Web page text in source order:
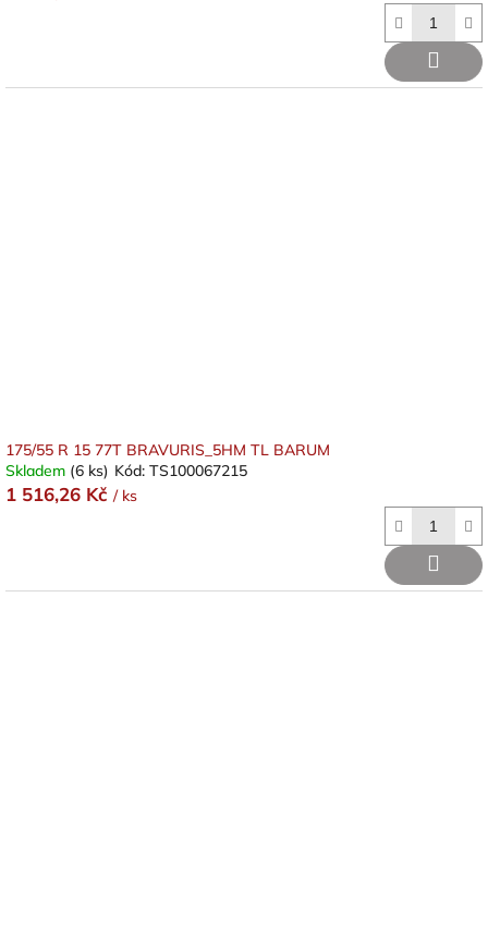
175/55 R 15 77T BRAVURIS_5HM TL BARUM
Skladem (6 ks) Kód: TS100067215
1 516,26 Kč / ks